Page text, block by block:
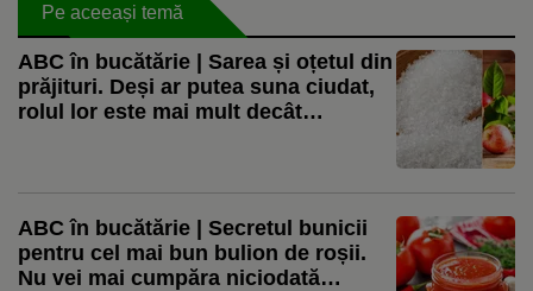
Pe aceeași temă
ABC în bucătărie | Sarea și oțetul din
prăjituri. Deși ar putea suna ciudat,
rolul lor este mai mult decât
ABC în bucătărie | Secretul bunicii
pentru cel mai bun bulion de roșii.
Nu vei mai cumpăra niciodată